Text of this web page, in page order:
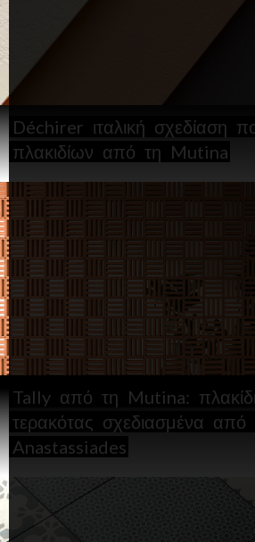
Déchirer ιταλική σχεδίαση
πλακιδίων από τη Mutina
Tally από τη Mutina:
τερακότας σχεδιασμένα από
Anastassiades